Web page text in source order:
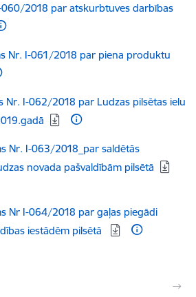
2018 par atskurbtuves darbības
Nr. I-061/2018 par piena produktu
Nr. I-062/2018 par Ludzas pilsētas ielu
Nr. I-063/2018_par saldētās
novada pašvaldībām pilsētā
Nr I-064/2018 par gaļas piegādi
iestādēm pilsētā